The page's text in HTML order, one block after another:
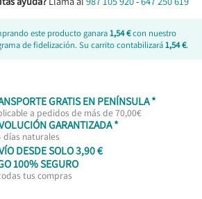
este producto ganara1,54 €con nuestro
de fidelización. Su carrito contabilizará1,54 €.
GRATIS EN PENÍNSULA *
a pedidos de más de 70,00€
GARANTIZADA *
días naturales
DESDE SOLO 3,90 €
100% SEGURO
tus compras